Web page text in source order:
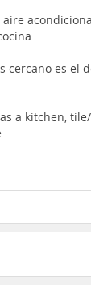
cercano es el
a kitchen,